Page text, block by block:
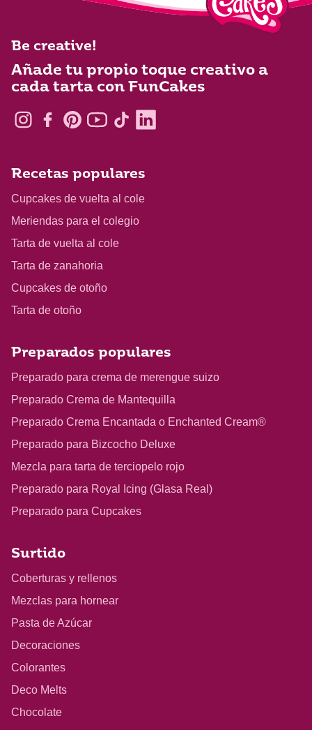
Be creative!
Añade tu propio toque creativo a
cada tarta con FunCakes
Recetas populares
Cupcakes de vuelta al cole
Meriendas para el colegio
Tarta de vuelta al cole
Tarta de zanahoria
Cupcakes de otoño
Tarta de otoño
Preparados populares
Preparado para crema de merengue suizo
Preparado Crema de Mantequilla
Preparado Crema Encantada o Enchanted Cream®
Preparado para Bizcocho Deluxe
Mezcla para tarta de terciopelo rojo
Preparado para Royal Icing (Glasa Real)
Preparado para Cupcakes
Surtido
Coberturas y rellenos
Mezclas para hornear
Pasta de Azúcar
Decoraciones
Colorantes
Deco Melts
Chocolate